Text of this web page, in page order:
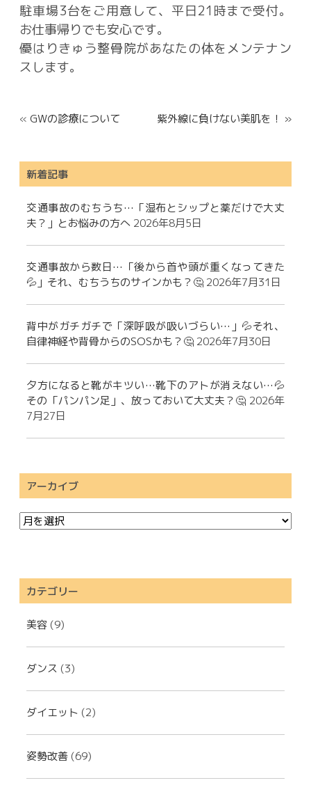
駐車場3台をご用意して、平日21時まで受付。
お仕事帰りでも安心です。
優はりきゅう整骨院があなたの体をメンテナン
スします。
«GWの診療について 紫外線に負けない美肌を！ »
新着記事
交通事故のむちうち…「湿布とシップと薬だけで大丈
夫？」とお悩みの方へ 2026年8月5日
交通事故から数日…「後から首や頭が重くなってきた
💦」それ、むちうちのサインかも？🤔 2026年7月31日
背中がガチガチで「深呼吸が吸いづらい…」💦それ、
自律神経や背骨からのSOSかも？🤔 2026年7月30日
夕方になると靴がキツい…靴下のアトが消えない…💦
その「パンパン足」、放っておいて大丈夫？🤔 2026年
7月27日
アーカイブ
カテゴリー
美容 (9)
ダンス (3)
ダイエット (2)
姿勢改善 (69)